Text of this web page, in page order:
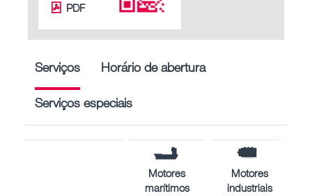
PDF
Serviços Horário de abertura
Serviços especiais
Motores
marítimos
Motores
industriais